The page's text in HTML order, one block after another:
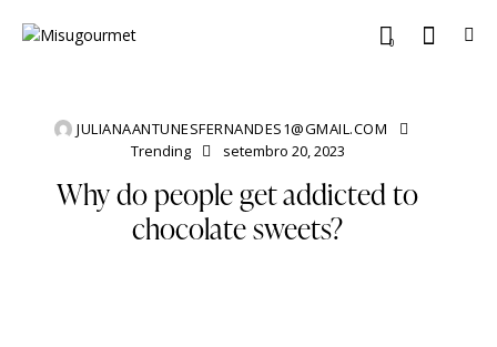
0
JULIANAANTUNESFERNANDES1@GMAIL.COM
Trending
setembro 20, 2023
Why do people get addicted to
chocolate sweets?